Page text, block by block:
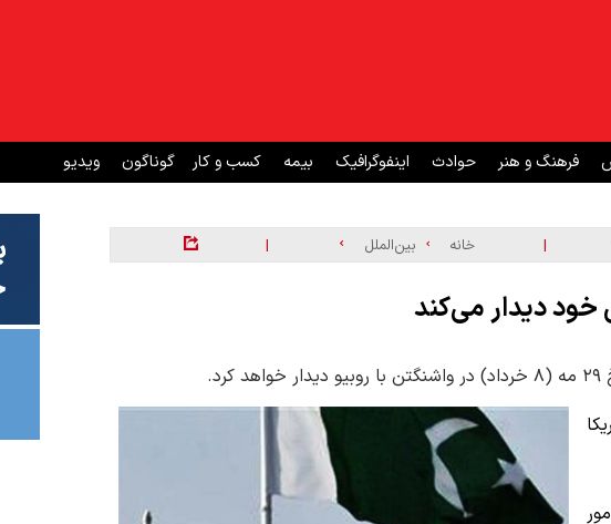
فرهنگ و هنر حوادث اینفوگرافیک بیمه کسب و کار گوناگون ویدیو
| خانه بین‌الملل |
خود دیدار می‌کند